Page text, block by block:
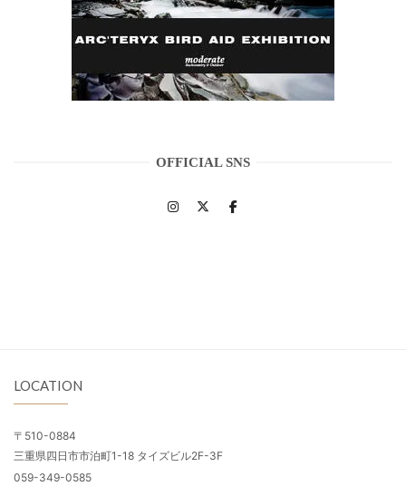
OFFICIAL SNS
LOCATION
〒510-0884
三重県四日市市泊町1-18 タイズビル2F-3F
059-349-0585